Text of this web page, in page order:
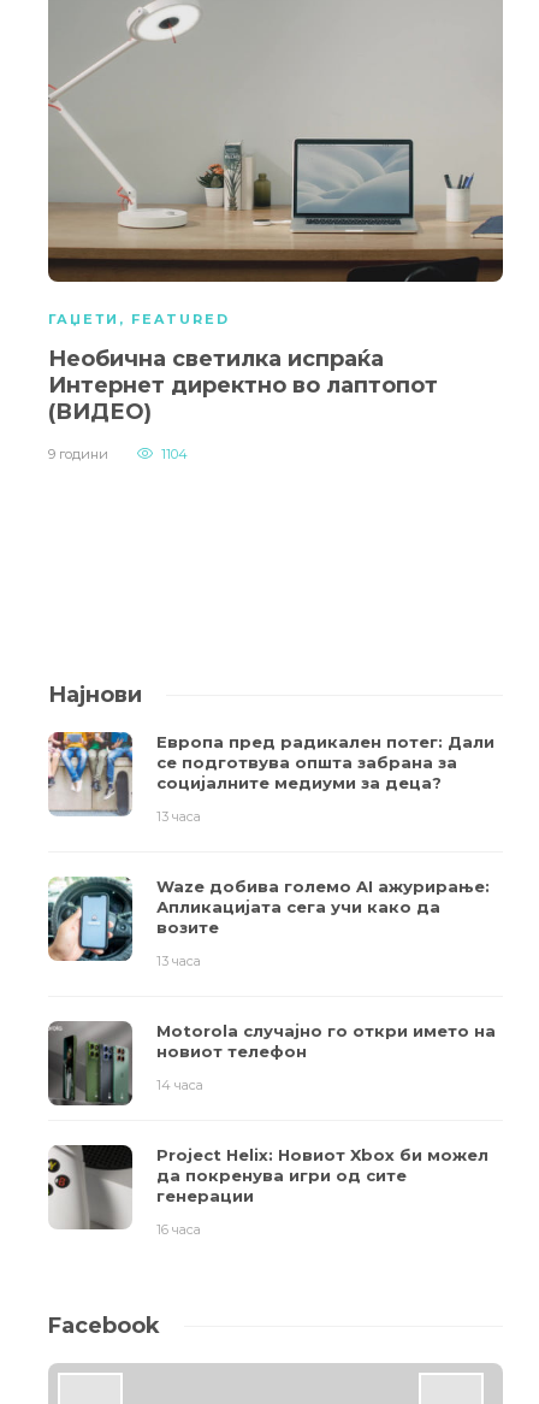
ГАЏЕТИ , FEATURED
Необична светилка испраќа
Интернет директно во лаптопот
(ВИДЕО)
9 години 1104
Најнови
Европа пред радикален потег: Дали
се подготвува општа забрана за
социјалните медиуми за деца?
13 часа
Waze добива големо AI ажурирање:
Апликацијата сега учи како да
возите
13 часа
Motorola случајно го откри името на
новиот телефон
14 часа
Project Helix: Новиот Xbox би можел
да покренува игри од сите
генерации
16 часа
Facebook